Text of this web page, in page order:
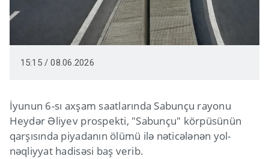
15:15 / 08.06.2026
İyunun 6-sı axşam saatlarında Sabunçu rayonu
Heydər Əliyev prospekti, "Sabunçu" körpüsünün
qarşısında piyadanın ölümü ilə nəticələnən yol-
nəqliyyat hadisəsi baş verib.